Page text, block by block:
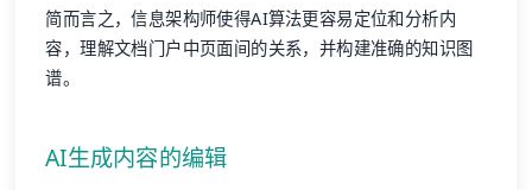
简而言之，信息架构师使得AI算法更容易定位和分析内
容，理解文档门户中页面间的关系，并构建准确的知识图
谱。
AI生成内容的编辑